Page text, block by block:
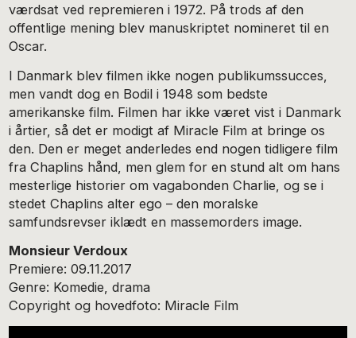
værdsat ved repremieren i 1972. På trods af den
offentlige mening blev manuskriptet nomineret til en
Oscar.
I Danmark blev filmen ikke nogen publikumssucces,
men vandt dog en Bodil i 1948 som bedste
amerikanske film. Filmen har ikke været vist i Danmark
i årtier, så det er modigt af Miracle Film at bringe os
den. Den er meget anderledes end nogen tidligere film
fra Chaplins hånd, men glem for en stund alt om hans
mesterlige historier om vagabonden Charlie, og se i
stedet Chaplins alter ego – den moralske
samfundsrevser iklædt en massemorders image.
Monsieur Verdoux
Premiere: 09.11.2017
Genre: Komedie, drama
Copyright og hovedfoto: Miracle Film